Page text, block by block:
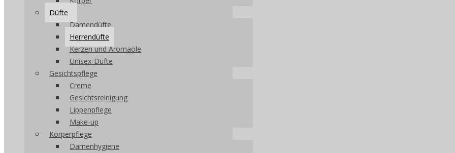
Düfte
Damendüfte
Herrendüfte
Kerzen und Aromaöle
Unisex-Düfte
Gesichtspflege
Creme
Gesichtsreinigung
Lippenpflege
Make-up
Körperpflege
Damenhygiene